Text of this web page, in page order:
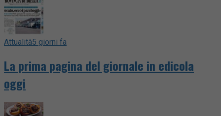
Attualità5 giorni fa
La prima pagina del giornale in edicola
oggi